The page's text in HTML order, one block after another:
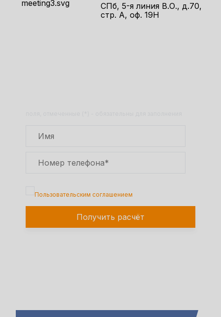
СПб, 5-я линия В.О., д.70,
стр. А, оф. 19Н
Пользовательским соглашением
Получить расчёт